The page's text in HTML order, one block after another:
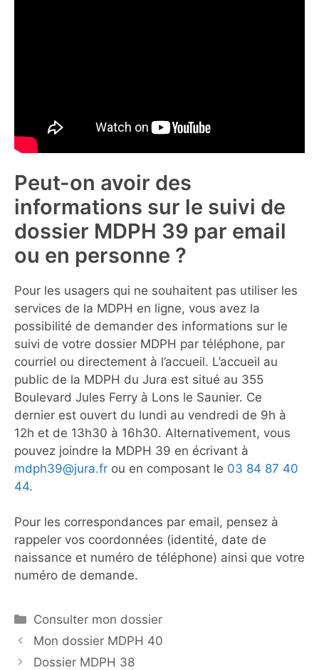
Peut-on avoir des
informations sur le suivi de
dossier MDPH 39 par email
ou en personne ?
Pour les usagers qui ne souhaitent pas utiliser les
services de la MDPH en ligne, vous avez la
possibilité de demander des informations sur le
suivi de votre dossier MDPH par téléphone, par
courriel ou directement à l’accueil. L’accueil au
public de la MDPH du Jura est situé au 355
Boulevard Jules Ferry à Lons le Saunier. Ce
dernier est ouvert du lundi au vendredi de 9h à
12h et de 13h30 à 16h30. Alternativement, vous
pouvez joindre la MDPH 39 en écrivant à
mdph39@jura.fr ou en composant le 03 84 87 40
44.
Pour les correspondances par email, pensez à
rappeler vos coordonnées (identité, date de
naissance et numéro de téléphone) ainsi que votre
numéro de demande.
Catégories
Consulter mon dossier
Mon dossier MDPH 40
Dossier MDPH 38